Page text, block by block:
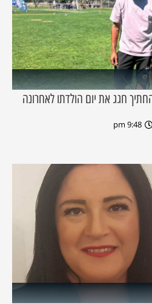
חגג את יום הולדתו לאחרונה
9:48 pm